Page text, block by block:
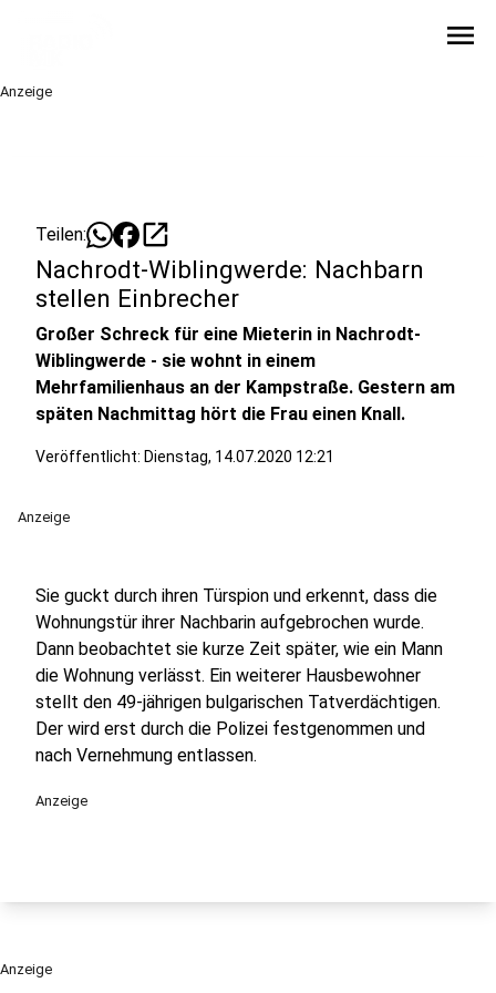
menu
Anzeige
Teilen: open_in_new
Nachrodt-Wiblingwerde: Nachbarn
stellen Einbrecher
Großer Schreck für eine Mieterin in Nachrodt-
Wiblingwerde - sie wohnt in einem
Mehrfamilienhaus an der Kampstraße. Gestern am
späten Nachmittag hört die Frau einen Knall.
Veröffentlicht: Dienstag, 14.07.2020 12:21
Anzeige
Sie guckt durch ihren Türspion und erkennt, dass die
Wohnungstür ihrer Nachbarin aufgebrochen wurde.
Dann beobachtet sie kurze Zeit später, wie ein Mann
die Wohnung verlässt. Ein weiterer Hausbewohner
stellt den 49-jährigen bulgarischen Tatverdächtigen.
Der wird erst durch die Polizei festgenommen und
nach Vernehmung entlassen.
Anzeige
Anzeige